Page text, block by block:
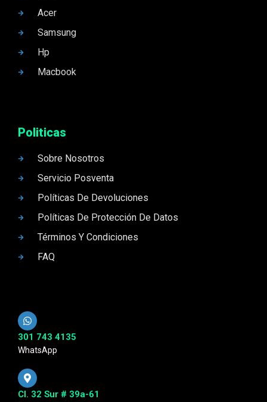
Acer
Samsung
Hp
Macbook
Politicas
Sobre Nosotros
Servicio Posventa
Políticas De Devoluciones
Políticas De Protección De Datos
Términos Y Condiciones
FAQ
301 743 4135
WhatsApp
Cl. 32 Sur # 39a-61